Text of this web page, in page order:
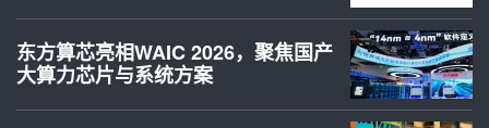
东方算芯亮相WAIC 2026，聚焦国产
大算力芯片与系统方案